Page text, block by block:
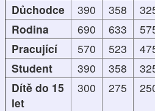
Důchodce
390 358
Rodina
690 633
Pracující
570 523
Student
390 358
Dítě do 15
let
300 275